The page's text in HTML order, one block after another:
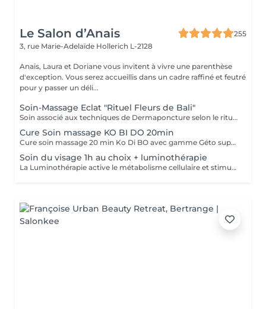
Le Salon d’Anais
255
3, rue Marie-Adelaïde Hollerich L-2128
Anais, Laura et Doriane vous invitent à vivre une parenthèse
d'exception. Vous serez accueillis dans un cadre raffiné et feutré
pour y passer un déli...
Soin-Massage Eclat "Rituel Fleurs de Bali"
Soin associé aux techniques de Dermaponcture selon le rituel du Bali, alliant pureté, éclat, bien-être et beauté. Durant ce soin, nous utiliserons tous les produits spécifiques aux besoin de votre peau.
Cure Soin massage KO BI DO 20min
Cure soin massage 20 min Ko Di BO avec gamme Géto suprême
Soin du visage 1h au choix + luminothérapie
La Luminothérapie active le métabolisme cellulaire et stimule la production de collagène et d'élastine. Au l des séances, la peau retrouve élasticité et éclat, les cicatrices s'atténuent, l'acné guérit. Le résultat est visible très rapidement. Les résultats attendus peuvent varier en fonction de chaque individu. Des études montrent en effet que la peau semble plus jeune et les rides plus atténuées dès la première utilisation de cette technologie. La lumière LED bleue est particulièrement efficace pour prévenir les éruptions cutanées puisqu'elle détruit les bactéries responsables de l'acné directement dans le derme. C'est scientifiquement prouvé !